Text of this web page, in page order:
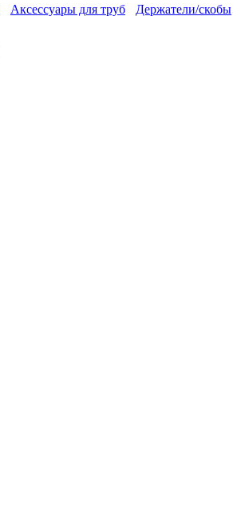
Аксессуары для труб Держатели/скобы